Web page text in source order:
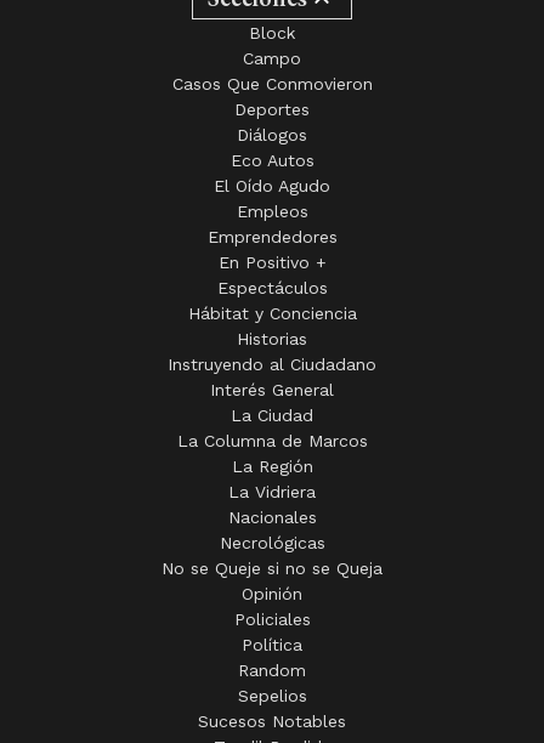
Block
Campo
Casos Que Conmovieron
Deportes
Diálogos
Eco Autos
El Oído Agudo
Empleos
Emprendedores
En Positivo +
Espectáculos
Hábitat y Conciencia
Historias
Instruyendo al Ciudadano
Interés General
La Ciudad
La Columna de Marcos
La Región
La Vidriera
Nacionales
Necrológicas
No se Queje si no se Queja
Opinión
Policiales
Política
Random
Sepelios
Sucesos Notables